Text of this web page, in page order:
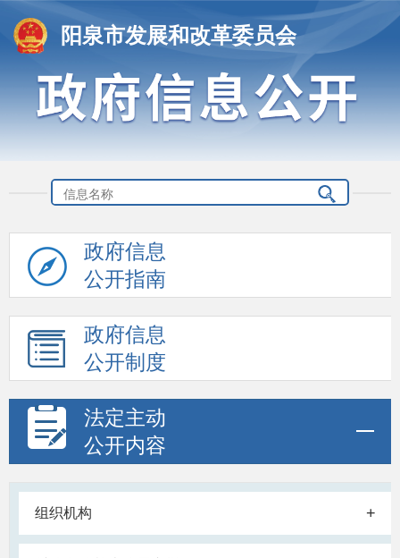
阳泉市发展和改革委员会
政府信息
公开指南
政府信息
公开制度
法定主动
公开内容
组织机构 +